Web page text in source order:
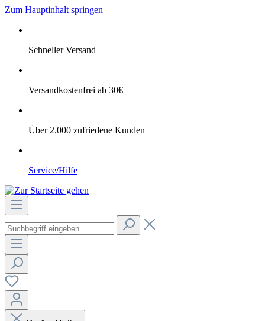
Zum Hauptinhalt springen
Schneller Versand
Versandkostenfrei ab 30€
Über 2.000 zufriedene Kunden
Service/Hilfe